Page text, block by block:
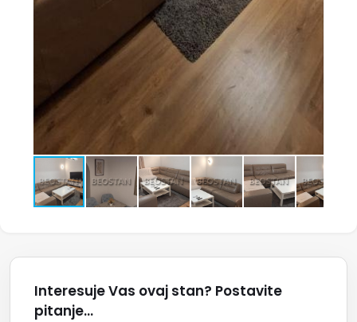
Interesuje Vas ovaj stan? Postavite
pitanje...